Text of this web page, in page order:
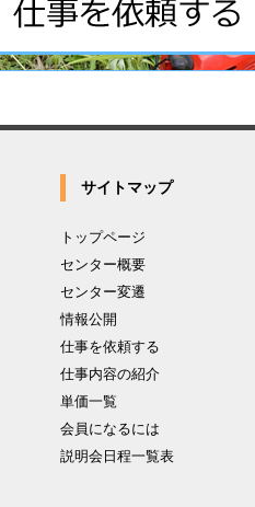
サイトマップ
トップページ
センター概要
センター変遷
情報公開
仕事を依頼する
仕事内容の紹介
単価一覧
会員になるには
説明会日程一覧表